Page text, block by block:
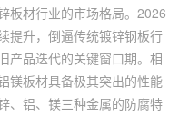
板材行业的市场格局。2026
提升，倒逼传统镀锌钢板行
产品迭代的关键窗口期。相
镁板材具备极其突出的性能
、铝、镁三种金属的防腐特